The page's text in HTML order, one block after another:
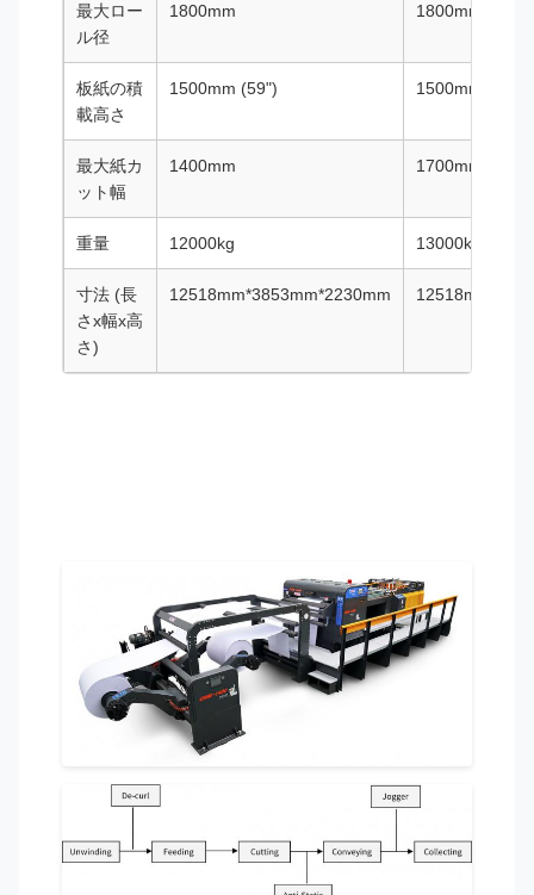
最大ロー
ル径
1800mm 1800mm
板紙の積
載高さ
1500mm (59") 1500mm (59")
最大紙カ
ット幅
1400mm 1700mm
重量 12000kg 13000kg
寸法 (長
さx幅x高
さ)
12518mm*3853mm*2230mm